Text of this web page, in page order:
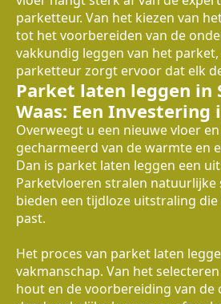
parketteur. Van het kiezen van
tot het voorbereiden van de
vakkundig leggen van het
parketteur zorgt ervoor dat elk
Parket laten leggen in
Waas: Een Investering
Overweegt u een nieuwe vloer
gecharmeerd van de warmte en
Dan is parket laten leggen een
Parketvloeren stralen natuurlijke
bieden een tijdloze uitstraling
past.
Het proces van parket laten
vakmanschap. Van het
hout en de voorbereiding van de